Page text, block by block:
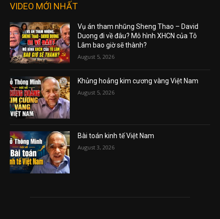
VIDEO MỚI NHẤT
Vụ án tham nhũng Sheng Thao – David
Duong đi về đâu? Mô hình XHCN của Tô
Lâm bao giờ sẽ thành?
August 5, 2026
Khủng hoảng kim cương vàng Việt Nam
August 5, 2026
Bài toán kinh tế Việt Nam
August 3, 2026